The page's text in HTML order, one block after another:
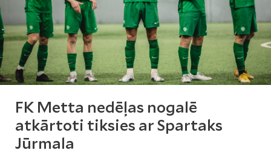
FK Metta nedēļas nogalē
atkārtoti tiksies ar Spartaks
Jūrmala